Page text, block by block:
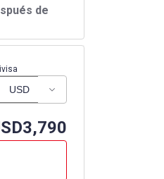
de
3,790